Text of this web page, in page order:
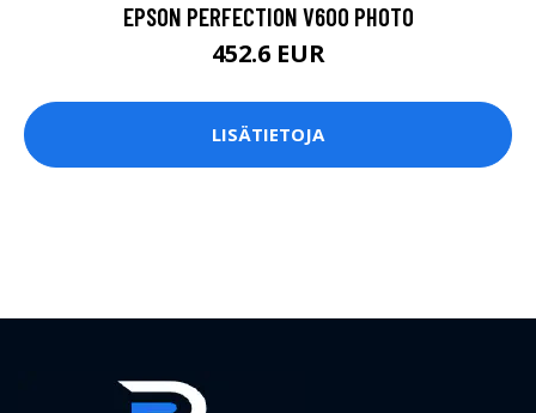
EPSON PERFECTION V600 PHOTO
452.6 EUR
LISÄTIETOJA